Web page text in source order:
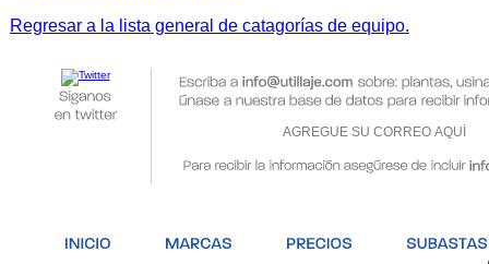
Regresar a la lista general de catagorías de equipo.